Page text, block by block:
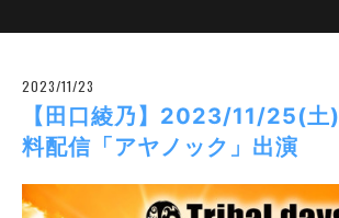
2023/11/23
【田口綾乃】2023/11/25(
料配信「アヤノック」出演